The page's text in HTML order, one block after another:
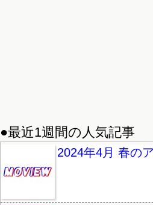
●最近1週間の人気記事
2024年4月 春の